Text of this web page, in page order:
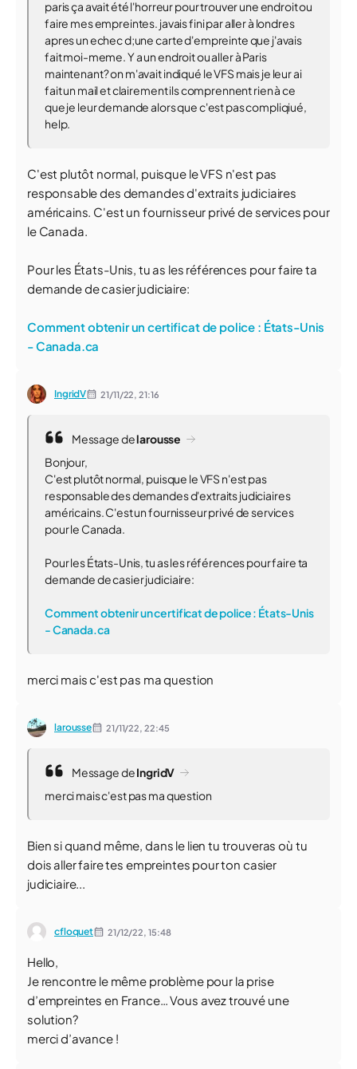
paris ça avait été l'horreur pour trouver une endroit ou
faire mes empreintes. javais fini par aller à londres
apres un echec d;une carte d'empreinte que j'avais
fait moi-meme. Y a un endroit ou aller à Paris
maintenant? on m'avait indiqué le VFS mais je leur ai
fait un mail et clairement ils comprennent rien à ce
que je leur demande alors que c'est pas compliqiué,
help.
C'est plutôt normal, puisque le VFS n'est pas
responsable des demandes d'extraits judiciaires
américains. C'est un fournisseur privé de services pour
le Canada.
Pour les États-Unis, tu as les références pour faire ta
demande de casier judiciaire:
Comment obtenir un certificat de police : États-Unis
- Canada.ca
IngridV 21/11/22,21:16
Message delarousse
Bonjour,
C'est plutôt normal, puisque le VFS n'est pas
responsable des demandes d'extraits judiciaires
américains. C'est un fournisseur privé de services
pour le Canada.
Pour les États-Unis, tu as les références pour faire ta
demande de casier judiciaire:
Comment obtenir un certificat de police : États-Unis
- Canada.ca
merci mais c'est pas ma question
larousse 21/11/22, 22:45
Message deIngridV
merci mais c'est pas ma question
Bien si quand même, dans le lien tu trouveras où tu
dois aller faire tes empreintes pour ton casier
judiciaire...
cfloquet 21/12/22, 15:48
Hello,
Je rencontre le même problème pour la prise
d’empreintes en France… Vous avez trouvé une
solution?
merci d’avance !